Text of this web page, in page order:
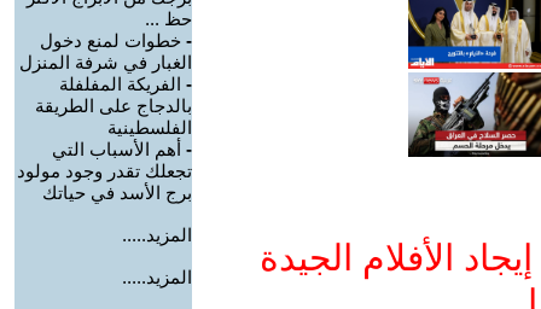
الأفلام الجيدة
حظ ...
- خطوات لمنع دخول
الغبار في شرفة المنزل
- الفريكة المفلفلة
بالدجاج على الطريقة
الفلسطينية
- أهم الأسباب التي
تجعلك تقدر وجود مولود
برج الأسد في حياتك
المزيد.....
المزيد.....